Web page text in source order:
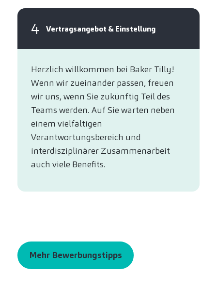
4 Vertragsangebot & Einstellung
Herzlich willkommen bei Baker Tilly!
Wenn wir zueinander passen, freuen
wir uns, wenn Sie zukünftig Teil des
Teams werden. Auf Sie warten neben
einem vielfältigen
Verantwortungsbereich und
interdisziplinärer Zusammenarbeit
auch viele Benefits.
Mehr Bewerbungstipps